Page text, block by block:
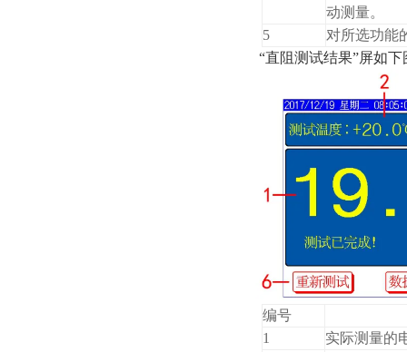
动测量。
5
对所选功能
“直阻测试结果”屏如下
编号
1
实际测量的